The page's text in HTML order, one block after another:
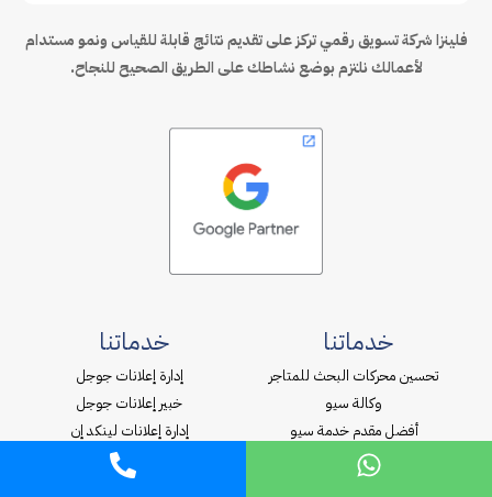
فلينزا شركة تسويق رقمي تركز على تقديم نتائج قابلة للقياس ونمو مستدام
لأعمالك نلتزم بوضع نشاطك على الطريق الصحيح للنجاح.
خدماتنا
تحسين محركات البحث للمتاجر
وكالة سيو
أفضل مقدم خدمة سيو
إدارة حسابات التواصل الإجتماعي
خدماتنا
إدارة إعلانات جوجل
خبير إعلانات جوجل
إدارة إعلانات لينكد إن
إدارة إعلانات إكس
إدارة إعلانات إنستجرام